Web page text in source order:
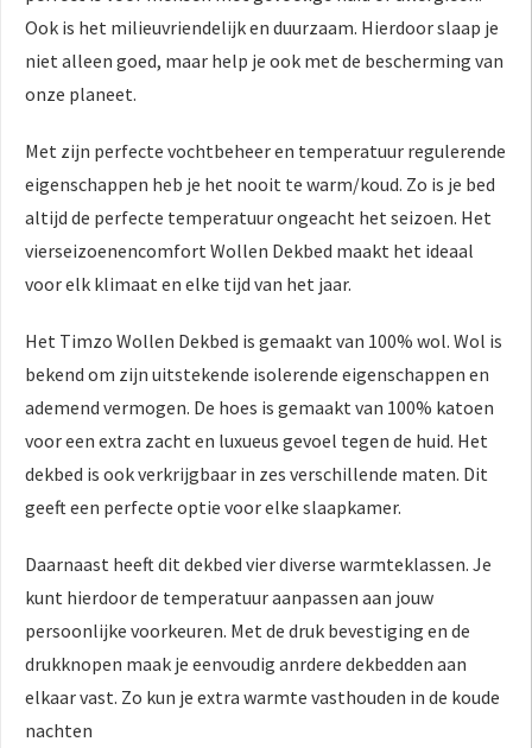
Ook is het milieuvriendelijk en duurzaam. Hierdoor slaap je
niet alleen goed, maar help je ook met de bescherming van
onze planeet.
Met zijn perfecte vochtbeheer en temperatuur regulerende
eigenschappen heb je het nooit te warm/koud. Zo is je bed
altijd de perfecte temperatuur ongeacht het seizoen. Het
vierseizoenencomfort Wollen Dekbed maakt het ideaal
voor elk klimaat en elke tijd van het jaar.
Het Timzo Wollen Dekbed is gemaakt van 100% wol. Wol is
bekend om zijn uitstekende isolerende eigenschappen en
ademend vermogen. De hoes is gemaakt van 100% katoen
voor een extra zacht en luxueus gevoel tegen de huid. Het
dekbed is ook verkrijgbaar in zes verschillende maten. Dit
geeft een perfecte optie voor elke slaapkamer.
Daarnaast heeft dit dekbed vier diverse warmteklassen. Je
kunt hierdoor de temperatuur aanpassen aan jouw
persoonlijke voorkeuren. Met de druk bevestiging en de
drukknopen maak je eenvoudig anrdere dekbedden aan
elkaar vast. Zo kun je extra warmte vasthouden in de koude
nachten